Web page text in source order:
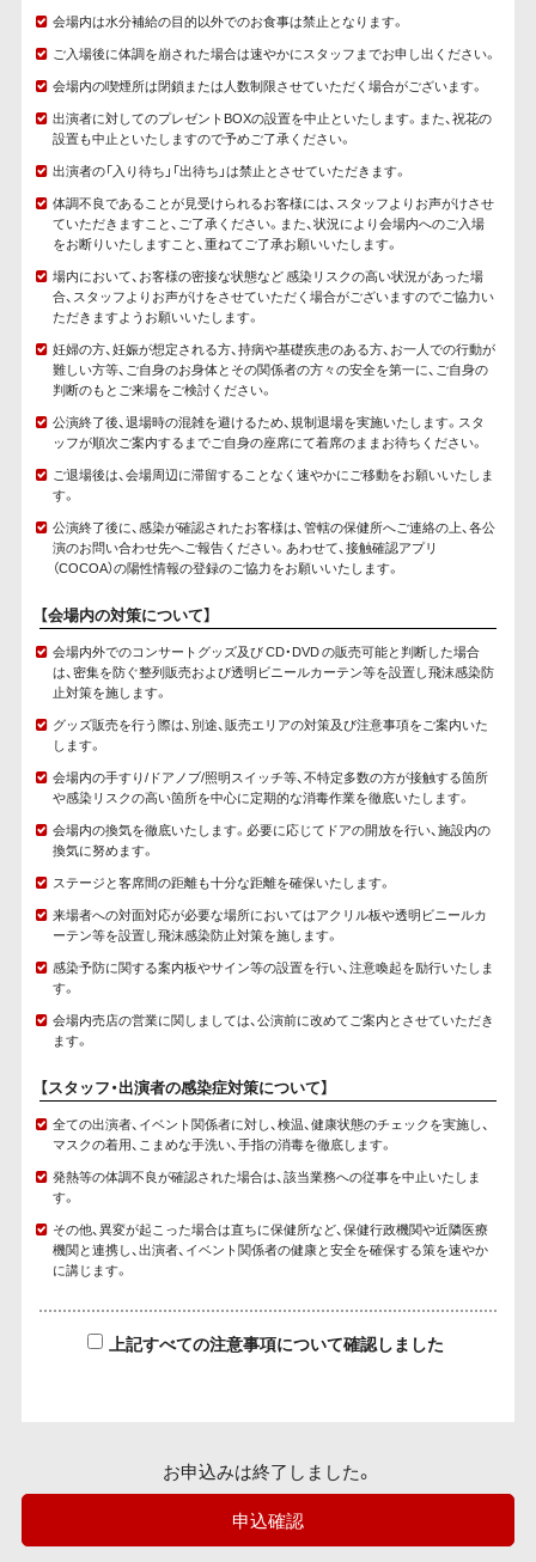
会場内は水分補給の目的以外でのお食事は禁止となります。
ご入場後に体調を崩された場合は速やかにスタッフまでお申し出ください。
会場内の喫煙所は閉鎖または人数制限させていただく場合がございます。
出演者に対してのプレゼントBOXの設置を中止といたします。また、祝花の
設置も中止といたしますので予めご了承ください。
出演者の「入り待ち」「出待ち」は禁止とさせていただきます。
体調不良であることが見受けられるお客様には、スタッフよりお声がけさせ
ていただきますこと、ご了承ください。また、状況により会場内へのご入場
をお断りいたしますこと、重ねてご了承お願いいたします。
場内において、お客様の密接な状態など 感染リスクの高い状況があった場
合、スタッフよりお声がけをさせていただく場合がございますのでご協力い
ただきますようお願いいたします。
妊婦の方、妊娠が想定される方、持病や基礎疾患のある方、お一人での行動が
難しい方等、ご自身のお身体とその関係者の方々の安全を第一に、ご自身の
判断のもとご来場をご検討ください。
公演終了後、退場時の混雑を避けるため、規制退場を実施いたします。スタ
ッフが順次ご案内するまでご自身の座席にて着席のままお待ちください。
ご退場後は、会場周辺に滞留することなく速やかにご移動をお願いいたしま
す。
公演終了後に、感染が確認されたお客様は、管轄の保健所へご連絡の上、各公
演のお問い合わせ先へご報告ください。あわせて、接触確認アプリ
（COCOA）の陽性情報の登録のご協力をお願いいたします。
【会場内の対策について】
会場内外でのコンサートグッズ及び CD・DVD の販売可能と判断した場合
は、密集を防ぐ整列販売および透明ビニールカーテン等を設置し飛沫感染防
止対策を施します。
グッズ販売を行う際は、別途、販売エリアの対策及び注意事項をご案内いた
します。
会場内の手すり/ドアノブ/照明スイッチ等、不特定多数の方が接触する箇所
や感染リスクの高い箇所を中心に定期的な消毒作業を徹底いたします。
会場内の換気を徹底いたします。必要に応じてドアの開放を行い、施設内の
換気に努めます。
ステージと客席間の距離も十分な距離を確保いたします。
来場者への対面対応が必要な場所においてはアクリル板や透明ビニールカ
ーテン等を設置し飛沫感染防止対策を施します。
感染予防に関する案内板やサイン等の設置を行い、注意喚起を励行いたしま
す。
会場内売店の営業に関しましては、公演前に改めてご案内とさせていただき
ます。
【スタッフ・出演者の感染症対策について】
全ての出演者、イベント関係者に対し、検温、健康状態のチェックを実施し、
マスクの着用、こまめな手洗い、手指の消毒を徹底します。
発熱等の体調不良が確認された場合は、該当業務への従事を中止いたしま
す。
その他、異変が起こった場合は直ちに保健所など、保健行政機関や近隣医療
機関と連携し、出演者、イベント関係者の健康と安全を確保する策を速やか
に講じます。
上記すべての注意事項について確認しました
お申込みは終了しました。
申込確認